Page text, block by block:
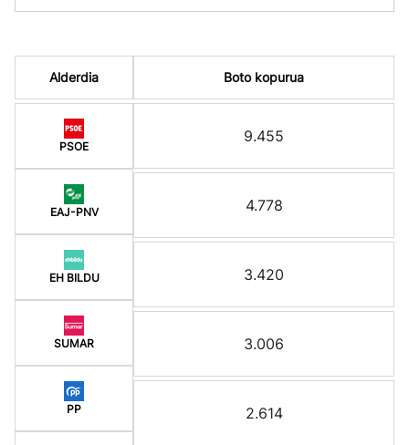
Alderdia
PSOE
EAJ-PNV
EH BILDU
SUMAR
PP
Boto kopurua
9.455
4.778
3.420
3.006
2.614